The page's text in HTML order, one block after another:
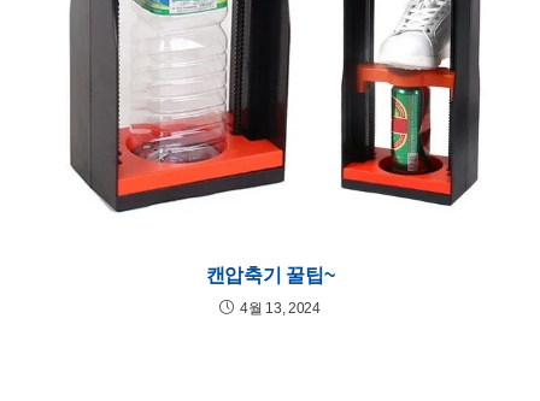
캔압축기 꿀팁~
4월 13, 2024